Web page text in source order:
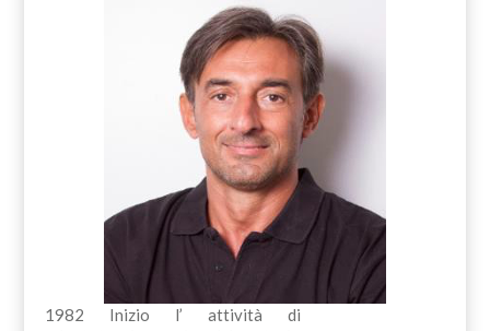
1982 Inizio l’ attività di